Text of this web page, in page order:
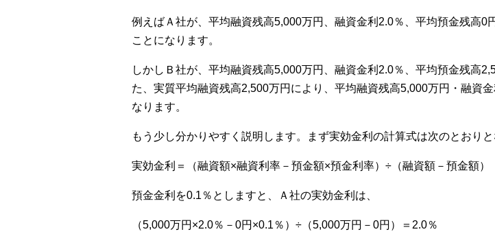
例えばＡ社が、平均融資残高5,000万円、融資金利2.0％、平均預金残高
ことになります。
しかしＢ社が、平均融資残高5,000万円、融資金利2.0％、平均預金残高
た、実質平均融資残高2,500万円により、平均融資残高5,000万円・融資
なります。
もう少し分かりやすく説明します。まず実効金利の計算式は次のとおりと
実効金利＝（融資額×融資利率－預金額×預金利率）÷（融資額－預金額）
預金金利を0.1％としますと、Ａ社の実効金利は、
（5,000万円×2.0％－0円×0.1％）÷（5,000万円－0円）＝2.0％